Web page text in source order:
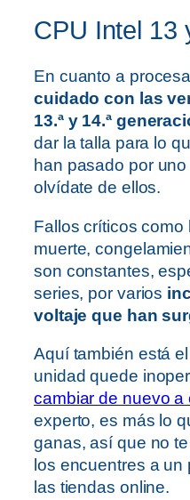
CPU Intel 13
En cuanto a
cuidado con las
13.ª y 14.ª
dar la talla para lo
han pasado por
olvídate de ellos.
Fallos críticos como
muerte,
son constantes,
series, por varios
voltaje que han
Aquí también está
unidad quede
cambiar de nuevo a
experto, es más lo
ganas, así que no
los encuentres a
las tiendas online.